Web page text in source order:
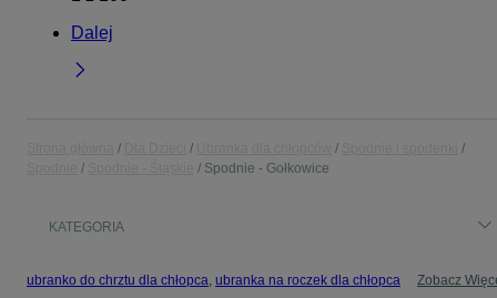
Dalej
Spodnie - Gołkowice
KATEGORIA
ubranko do chrztu dla chłopca, ubranka na roczek dla chłopca Zobacz